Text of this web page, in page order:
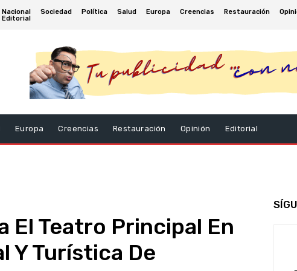
Nacional Sociedad Política Salud Europa Creencias Restauración
Editorial
Europa Creencias Restauración Opinión Editorial
El Teatro Principal En
Y Turística De